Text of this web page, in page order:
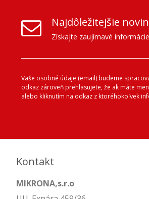
Najdôležitejšie
Získajte zaujímavé
Vaše osobné údaje (email) budeme
odkaz zároveň prehlasujete, že ak máte
alebo kliknutím na odkaz z ktoréhokoľvek
Kontakt
MIKRONA,s.r.o